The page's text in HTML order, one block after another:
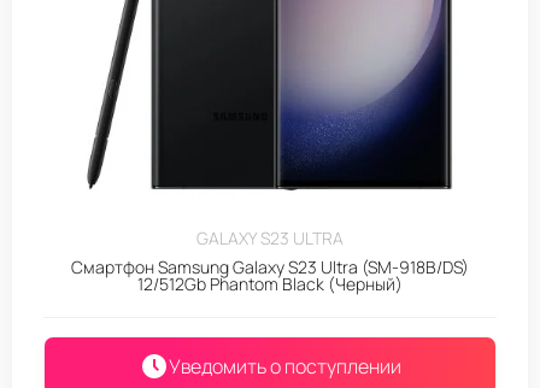
GALAXY S23 ULTRA
Смартфон Samsung Galaxy S23 Ultra (SM-918B/DS)
12/512Gb Phantom Black (Черный)
Уведомить о поступлении